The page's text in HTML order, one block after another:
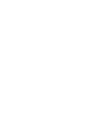
をご了承くださ
御機器販売店・
。
ようお願いしま
ズにご登録され
、
ない年数を意
通知します。
、取り引きをい
ムロン制御